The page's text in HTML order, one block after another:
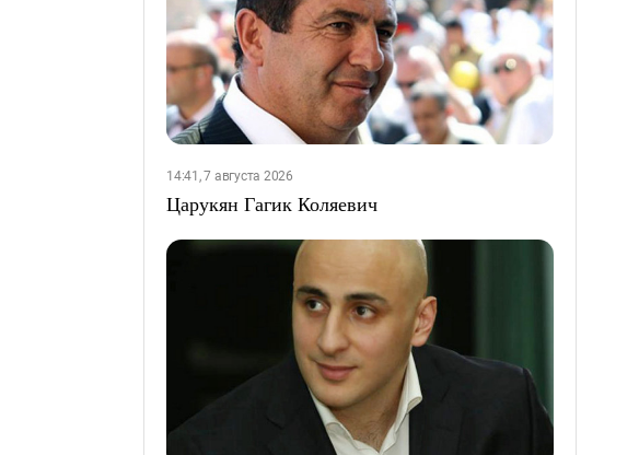
14:41, 7 августа 2026
Царукян Гагик Коляевич